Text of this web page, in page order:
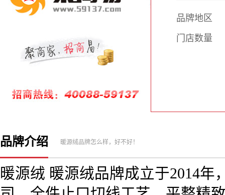
品牌地区
门店数量
品牌介绍 暖源绒品牌怎么样，好不好！
暖源绒 暖源绒品牌成立于2014